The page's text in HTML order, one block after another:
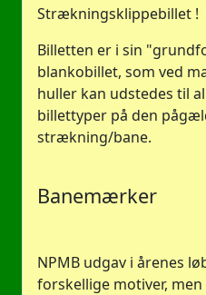
Strækningsklippebillet !
Billetten er i sin
blankobillet, som ved
huller kan udstedes til
billettyper på den
strækning/bane.
Banemærker
NPMB udgav i årenes
forskellige motiver, men